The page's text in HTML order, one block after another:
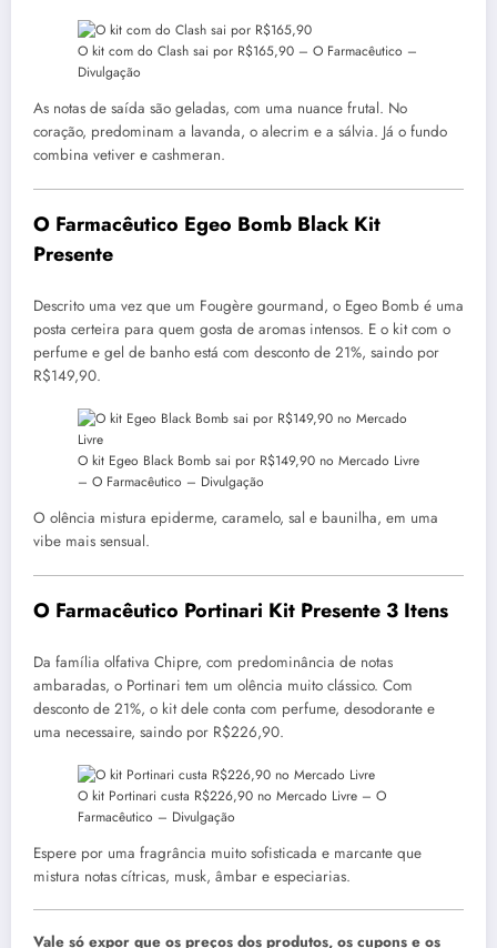
O kit com do Clash sai por R$165,90 – O Farmacêutico –
Divulgação
As notas de saída são geladas, com uma nuance frutal. No
coração, predominam a lavanda, o alecrim e a sálvia. Já o fundo
combina vetiver e cashmeran.
O Farmacêutico Egeo Bomb Black Kit
Presente
Descrito uma vez que um Fougère gourmand, o Egeo Bomb é uma
posta certeira para quem gosta de aromas intensos. E o kit com o
perfume e gel de banho está com desconto de 21%, saindo por
R$149,90.
O kit Egeo Black Bomb sai por R$149,90 no Mercado Livre
– O Farmacêutico – Divulgação
O olência mistura epiderme, caramelo, sal e baunilha, em uma
vibe mais sensual.
O Farmacêutico Portinari Kit Presente 3 Itens
Da família olfativa Chipre, com predominância de notas
ambaradas, o Portinari tem um olência muito clássico. Com
desconto de 21%, o kit dele conta com perfume, desodorante e
uma necessaire, saindo por R$226,90.
O kit Portinari custa R$226,90 no Mercado Livre – O
Farmacêutico – Divulgação
Espere por uma fragrância muito sofisticada e marcante que
mistura notas cítricas, musk, âmbar e especiarias.
Vale só expor que os preços dos produtos, os cupons e os